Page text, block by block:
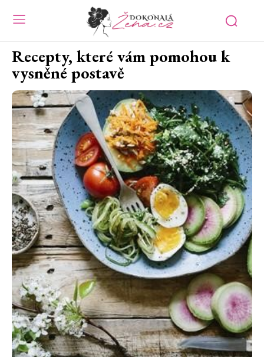
Recepty, které vám pomohou k
vysněné postavě